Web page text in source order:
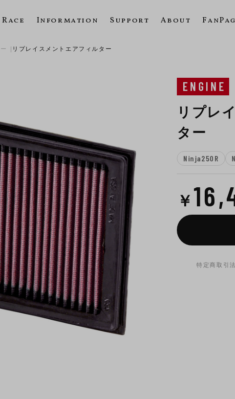
Race Information Support About
リプレイスメントエアフィルター
ENGINE
リプレ
ター
Ninja250R
￥
特定商取引